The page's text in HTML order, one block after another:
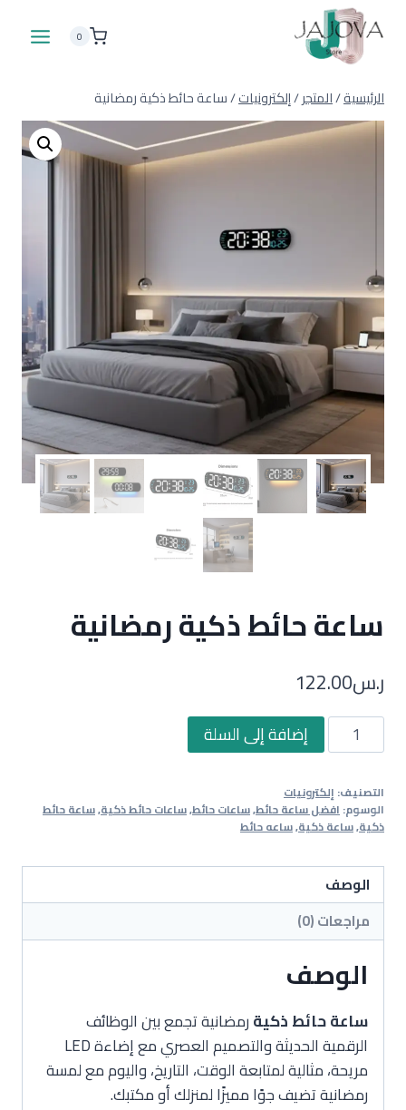
المحتوى
0
الرئيسية/المتجر/إلكترونيات/ساعة حائط ذكية رمضانية
ساعة حائط ذكية رمضانية
ر.س122.00
كمية
ساعة
ذكية
رمضانية
إضافة إلى السلة
التصنيف: إلكترونيات
الوسوم:افضل ساعة حائط,ساعات حائط,ساعات حائط ذكية,ساعة حائط
ذكية,ساعة ذكية,ساعه حائط
الوصف
مراجعات (0)
الوصف
ساعة حائط ذكيةرمضانية تجمع بين الوظائف
الرقمية الحديثة والتصميم العصري مع إضاءة LED
مريحة، مثالية لمتابعة الوقت، التاريخ، واليوم مع لمسة
رمضانية تضيف جوًا مميزًا لمنزلك أو مكتبك.